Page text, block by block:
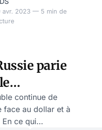
dans un
encore
Unis et l’Union
ont mis le
un engrenage
avr. 2023 — 5 min de
parie
par
continue de
face au dollar et à
En ce qui